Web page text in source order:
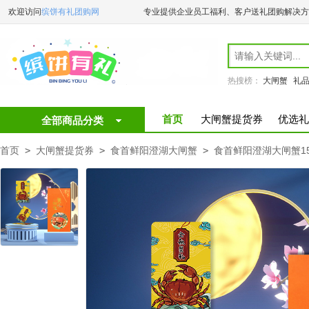
欢迎访问缤饼有礼团购网 专业提供企业员工福利、客户送礼团购解决
热搜榜： 大闸蟹 礼
全部商品分类 首页 大闸蟹提货券 优选
首页 > 大闸蟹提货券 > 食首鲜阳澄湖大闸蟹 > 食首鲜阳澄湖大闸蟹